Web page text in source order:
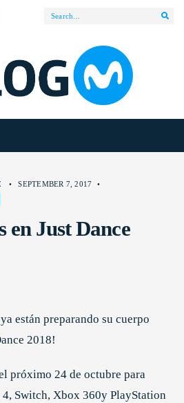
• SEPTEMBER 7, 2017
•
en Just Dance
están preparando su cuerpo
2018!
próximo 24 de octubre para
Switch, Xbox 360y PlayStation